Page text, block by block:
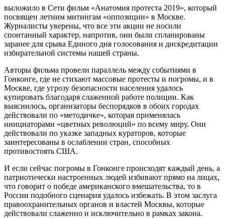
выложило в Сети фильм «Анатомия протеста 2019», который
посвящен летним митингам «оппозиции» в Москве.
Журналисты уверены, что все эти акции не носили
спонтанный характер, напротив, они были спланированы
заранее для срыва Единого дня голосования и дискредитации
избирательной системы нашей страны.
Авторы фильма провели параллель между событиями в
Гонконге, где не стихают массовые протесты и погромы, и в
Москве, где угрозу безопасности населения удалось
купировать благодаря слаженной работе полиции. Как
выяснилось, организаторы беспорядков в обоих городах
действовали по «методичке», которая применялась
инициаторами «цветных революций» по всему миру. Они
действовали по указке западных кураторов, которые
заинтересованы в ослаблении стран, способных
противостоять США.
И если сейчас погромы в Гонконге происходят каждый день, а
патриотически настроенных людей избивают прямо на лицах,
что говорит о победе американского вмешательства, то в
России подобного сценария удалось избежать. В этом заслуга
правоохранительных органов и властей Москвы, которые
действовали слаженно и исключительно в рамках закона.